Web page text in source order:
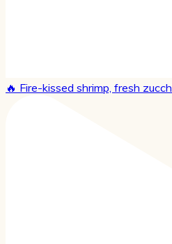
🔥 Fire-kissed shrimp, fresh